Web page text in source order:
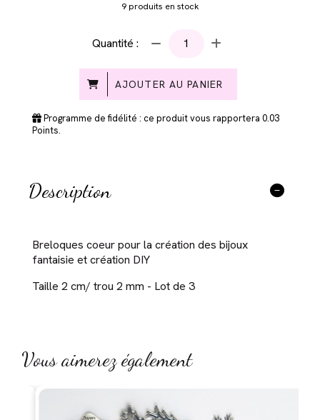
9produits en stock
Quantité :
AJOUTER AU PANIER
Programme de fidélité : ce produit vous rapportera 0.03
Points.
Description
Breloques coeur pour la création des bijoux
fantaisie et création DIY
Taille 2 cm/ trou 2 mm - Lot de 3
Vous aimerez également